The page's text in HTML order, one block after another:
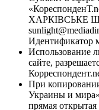
ХАРКІВСЬКЕ
Идентификатор
Использование
сайте,
При
Украины и
прямая